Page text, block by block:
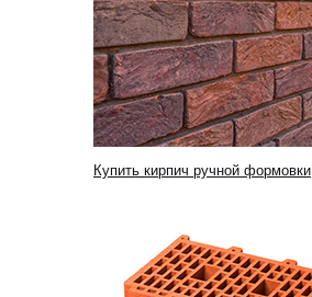
Купить кирпич ручной формовки